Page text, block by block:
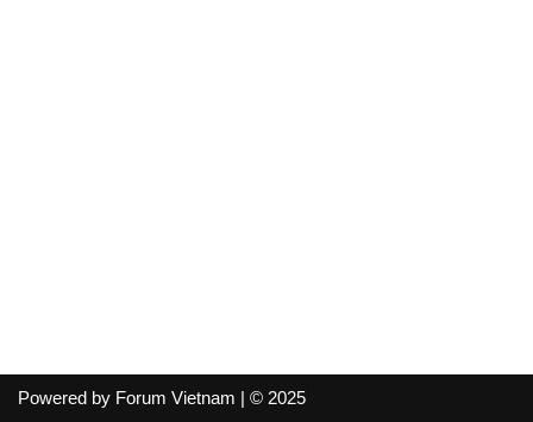
Powered by Forum Vietnam | © 2025